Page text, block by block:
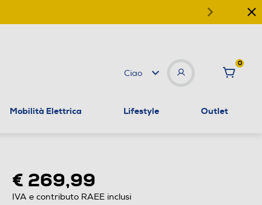
Ciao
0
Mobilità Elettrica Lifestyle Outlet
€ 269,99
IVA e contributo RAEE inclusi